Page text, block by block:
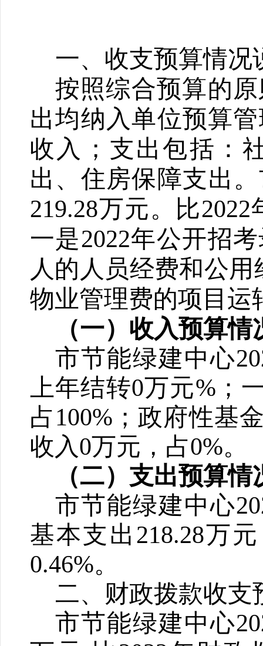
一、收支预算情况
按照综合预算的
出均纳入单位预算
收入；支出包括：
出、住房保障支出
219.28万元。比2022
一是2022年公开招
人的人员经费和公用
物业管理费的项目运
（一）收入预算情
市节能绿建中心
上年结转0万元%；
占100%；政府性基
收入0万元，占0%。
（二）支出预算情
市节能绿建中心
基本支出218.28万
0.46%。
二、财政拨款收支
市节能绿建中心